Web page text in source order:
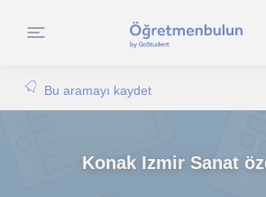
Bu aramayı kaydet
Konak Izmir Sanat